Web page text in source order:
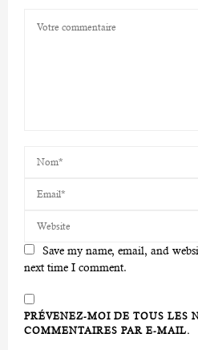
Save my name, email, and
next time I comment.
PRÉVENEZ-MOI DE TOUS LES
COMMENTAIRES PAR E-MAIL.